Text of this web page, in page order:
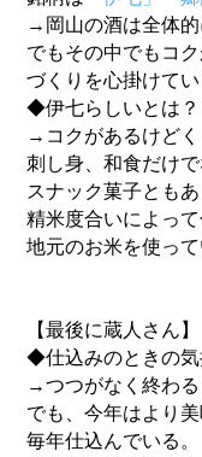
→岡山の酒は全体的
でもその中でもコ
づくりを心掛けてい
◆伊七らしいとは？
→コクがあるけどく
刺し身、和食だけ
スナック菓子とも
精米度合いによっ
地元のお米を使っ
【最後に蔵人さん】
◆仕込みのときの気
→つつがなく終わる
でも、今年はより
毎年仕込んでいる。